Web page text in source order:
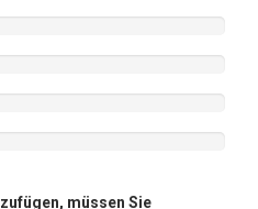
müssen Sie